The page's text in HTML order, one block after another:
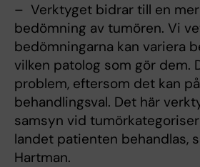
– Verktyget bidrar till en
bedömning av tumören. Vi
bedömningarna kan variera
vilken patolog som gör dem.
problem, eftersom det kan
behandlingsval. Det här
samsyn vid
landet patienten behandlas,
Hartman.